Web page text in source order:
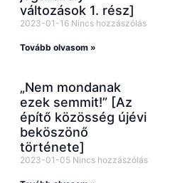
változások 1. rész]
2023-01-16 Nincs hozzászólás
Tovább olvasom »
„Nem mondanak
ezek semmit!” [Az
építő közösség újévi
beköszönő
története]
2023-01-05 Nincs hozzászólás